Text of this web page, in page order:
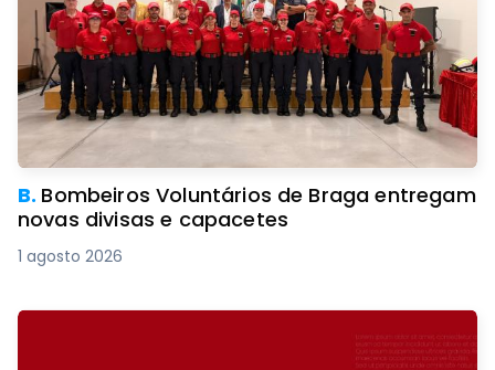
B. Bombeiros Voluntários de Braga entregam
novas divisas e capacetes
1 agosto 2026